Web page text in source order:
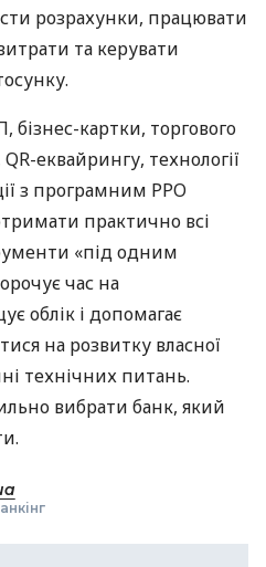
розрахунки, працювати
та керувати
картки, торгового
еквайрингу, технології
з програмним РРО
практично всі
«під одним
час на
облік і допомагає
на розвитку власної
технічних питань.
вибрати банк, який